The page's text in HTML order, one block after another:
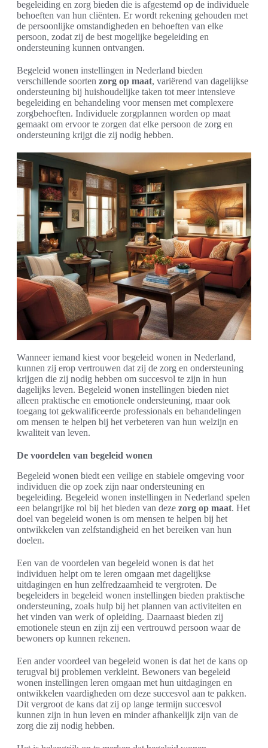
begeleiding en zorg bieden die is afgestemd op de individuele
behoeften van hun cliënten. Er wordt rekening gehouden met
de persoonlijke omstandigheden en behoeften van elke
persoon, zodat zij de best mogelijke begeleiding en
ondersteuning kunnen ontvangen.
Begeleid wonen instellingen in Nederland bieden
verschillende soorten zorg op maat, variërend van dagelijkse
ondersteuning bij huishoudelijke taken tot meer intensieve
begeleiding en behandeling voor mensen met complexere
zorgbehoeften. Individuele zorgplannen worden op maat
gemaakt om ervoor te zorgen dat elke persoon de zorg en
ondersteuning krijgt die zij nodig hebben.
Wanneer iemand kiest voor begeleid wonen in Nederland,
kunnen zij erop vertrouwen dat zij de zorg en ondersteuning
krijgen die zij nodig hebben om succesvol te zijn in hun
dagelijks leven. Begeleid wonen instellingen bieden niet
alleen praktische en emotionele ondersteuning, maar ook
toegang tot gekwalificeerde professionals en behandelingen
om mensen te helpen bij het verbeteren van hun welzijn en
kwaliteit van leven.
De voordelen van begeleid wonen
Begeleid wonen biedt een veilige en stabiele omgeving voor
individuen die op zoek zijn naar ondersteuning en
begeleiding. Begeleid wonen instellingen in Nederland spelen
een belangrijke rol bij het bieden van deze zorg op maat. Het
doel van begeleid wonen is om mensen te helpen bij het
ontwikkelen van zelfstandigheid en het bereiken van hun
doelen.
Een van de voordelen van begeleid wonen is dat het
individuen helpt om te leren omgaan met dagelijkse
uitdagingen en hun zelfredzaamheid te vergroten. De
begeleiders in begeleid wonen instellingen bieden praktische
ondersteuning, zoals hulp bij het plannen van activiteiten en
het vinden van werk of opleiding. Daarnaast bieden zij
emotionele steun en zijn zij een vertrouwd persoon waar de
bewoners op kunnen rekenen.
Een ander voordeel van begeleid wonen is dat het de kans op
terugval bij problemen verkleint. Bewoners van begeleid
wonen instellingen leren omgaan met hun uitdagingen en
ontwikkelen vaardigheden om deze succesvol aan te pakken.
Dit vergroot de kans dat zij op lange termijn succesvol
kunnen zijn in hun leven en minder afhankelijk zijn van de
zorg die zij nodig hebben.